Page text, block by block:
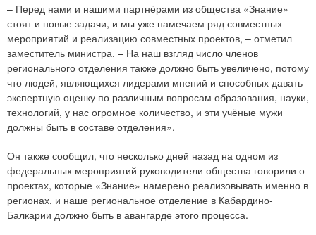
– Перед нами и нашими партнёрами из общества «Знание»
стоят и новые задачи, и мы уже намечаем ряд совместных
мероприятий и реализацию совместных проектов, – отметил
заместитель министра. – На наш взгляд число членов
регионального отделения также должно быть увеличено, потому
что людей, являющихся лидерами мнений и способных давать
экспертную оценку по различным вопросам образования, науки,
технологий, у нас огромное количество, и эти учёные мужи
должны быть в составе отделения».
Он также сообщил, что несколько дней назад на одном из
федеральных мероприятий руководители общества говорили о
проектах, которые «Знание» намерено реализовывать именно в
регионах, и наше региональное отделение в Кабардино-
Балкарии должно быть в авангарде этого процесса.